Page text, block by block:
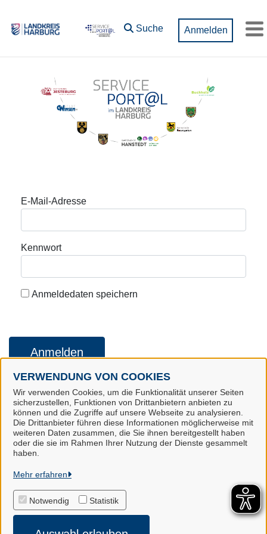
VERWENDUNG VON COOKIES
Wir verwenden Cookies, um die Funktionalität unserer Seiten
sicherzustellen, Funktionen von Drittanbietern anbieten zu
können und die Zugriffe auf unsere Webseite zu analysieren.
Die Drittanbieter führen diese Informationen möglicherweise mit
weiteren Daten zusammen, die Sie ihnen bereitgestellt haben
oder die sie im Rahmen Ihrer Nutzung der Dienste gesammelt
haben.
Mehr erfahren
Notwendig Statistik
Suche Anmelden
Anmeldung
E-Mail-Adresse
Kennwort
Anmeldedaten speichern
Anmelden
Konto erstellen Kennwort vergessen
Landkreis Harburg
Alle Rechte vorbehalten